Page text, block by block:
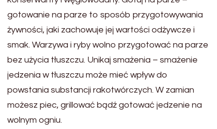
gotowanie na parze to sposób przygotowywania
żywności, jaki zachowuje jej wartości odżywcze i
smak. Warzywa i ryby wolno przygotować na parze
bez użycia tłuszczu. Unikaj smażenia – smażenie
jedzenia w tłuszczu może mieć wpływ do
powstania substancji rakotwórczych. W zamian
możesz piec, grillować bądź gotować jedzenie na
wolnym ogniu.